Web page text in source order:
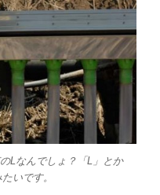
Lなんでしょ？「L」とか
いです。